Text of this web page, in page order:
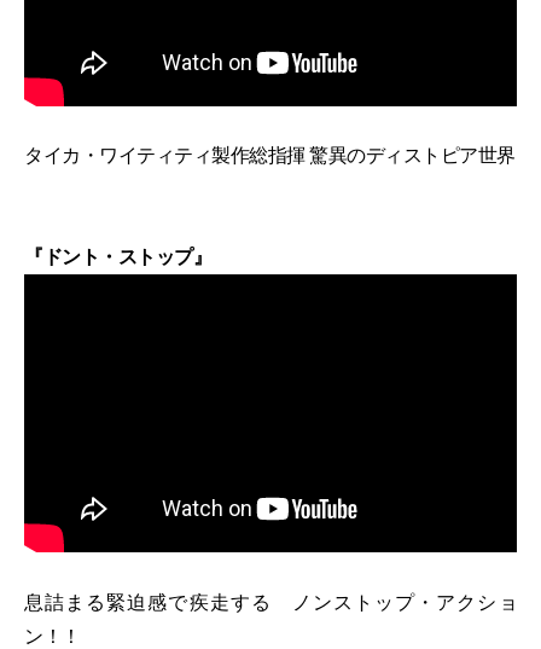
タイカ・ワイティティ製作総指揮 驚異のディストピア世界
『ドント・ストップ』
息詰まる緊迫感で疾走する ノンストップ・アクショ
ン！！